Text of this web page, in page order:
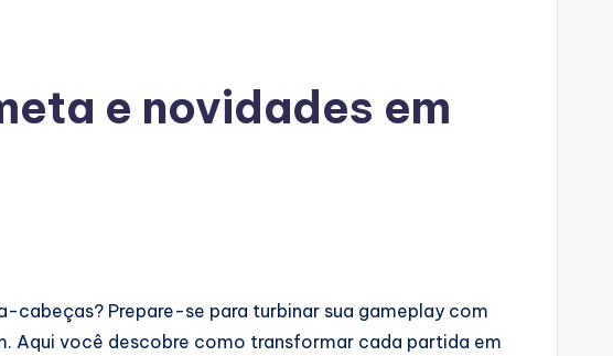
e novidades em
cabeças? Prepare-se para turbinar sua gameplay com
Aqui você descobre como transformar cada partida em